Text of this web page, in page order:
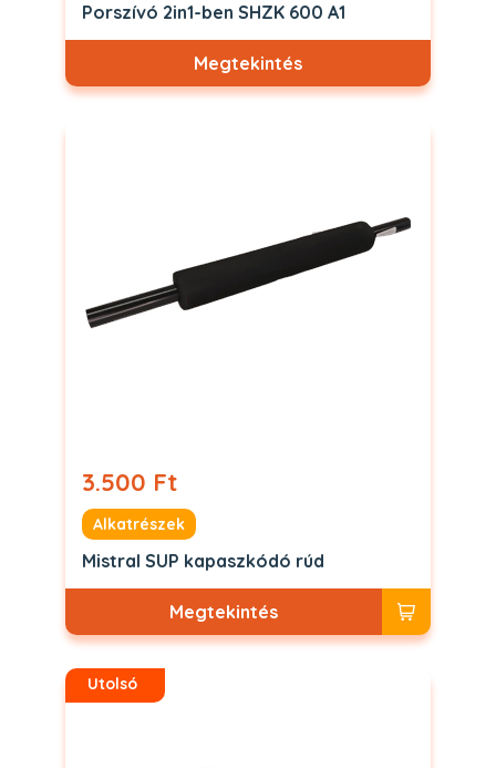
Porszívó 2in1-ben SHZK 600 A1
Megtekintés
3.500 Ft
Alkatrészek
Mistral SUP kapaszkódó rúd
Megtekintés
Utolsó